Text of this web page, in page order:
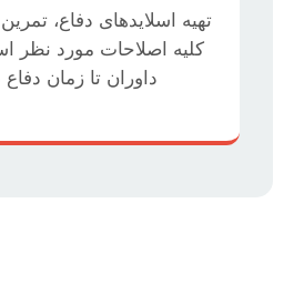
تهیه اسلایدهای دفاع،
کلیه اصلاحات مورد نظر
داوران تا زمان دفاع